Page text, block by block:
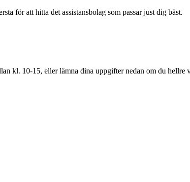
för att hitta det assistansbolag som passar just dig bäst.
kl. 10-15, eller lämna dina uppgifter nedan om du